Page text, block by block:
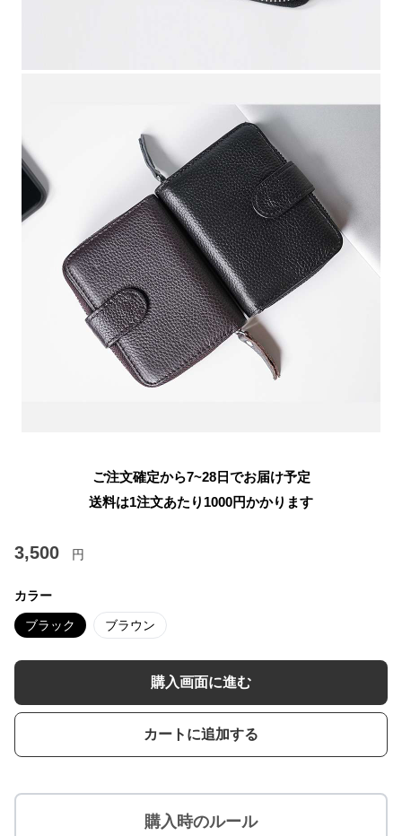
ご注文確定から7~28日でお届け予定
送料は1注文あたり 1000円かかります
3,500 円
カラー
ブラック ブラウン
購入画面に進む
カートに追加する
購入時のルール